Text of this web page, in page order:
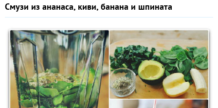
Смузи из ананаса, киви, банана и шпината